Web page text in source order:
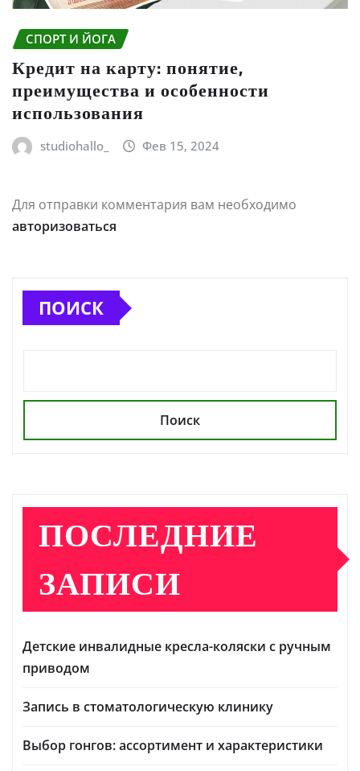
СПОРТ И ЙОГА
Кредит на карту: понятие,
преимущества и особенности
использования
studiohallo_ Фев 15, 2024
Для отправки комментария вам необходимо
авторизоваться
ПОИСК
Поиск
ПОСЛЕДНИЕ
ЗАПИСИ
Детские инвалидные кресла-коляски с ручным
приводом
Запись в стоматологическую клинику
Выбор гонгов: ассортимент и характеристики